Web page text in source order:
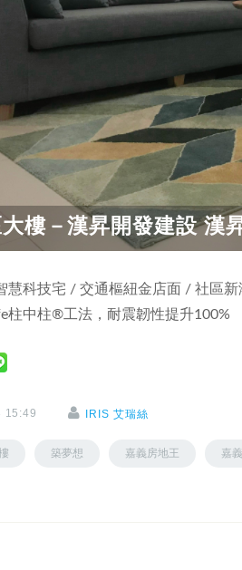
樓－漢昇開發建設 漢
慧科技宅 / 交通樞紐金店面 / 社區
柱中柱®工法，耐震韌性提升100%
15:49 IRIS 艾瑞絲
築夢想 嘉義房地王 嘉